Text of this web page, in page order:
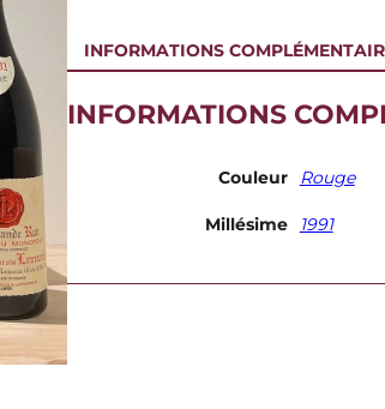
t
é
d
i
n
e
m
INFORMATIONS
INFORMATIONS
Couleur Rouge
Millésime 1991